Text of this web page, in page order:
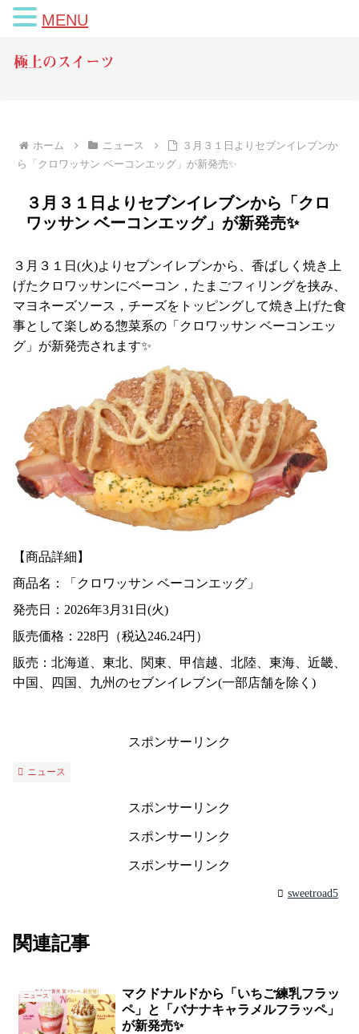
極上のスイーツ
ホーム ニュース
３月３１日よりセブンイレブンか
ら「クロワッサン ベーコンエッグ」が新発売✨
３月３１日よりセブンイレブンから「クロ
ワッサン ベーコンエッグ」が新発売✨
３月３１日(火)よりセブンイレブンから、香ばしく焼き上
げたクロワッサンにベーコン，たまごフィリングを挟み、
マヨネーズソース，チーズをトッピングして焼き上げた食
事として楽しめる惣菜系の「クロワッサン ベーコンエッ
グ」が新発売されます✨
【商品詳細】
商品名：「クロワッサン ベーコンエッグ」
発売日：2026年3月31日(火)
販売価格：228円（税込246.24円）
販売：北海道、東北、関東、甲信越、北陸、東海、近畿、
中国、四国、九州のセブンイレブン(一部店舗を除く)
スポンサーリンク
ニュース
スポンサーリンク
スポンサーリンク
スポンサーリンク
sweetroad5
関連記事
ニュース
マクドナルドから「いちご練乳フラッ
ペ」と「バナナキャラメルフラッペ」
が新発売✨
MENU